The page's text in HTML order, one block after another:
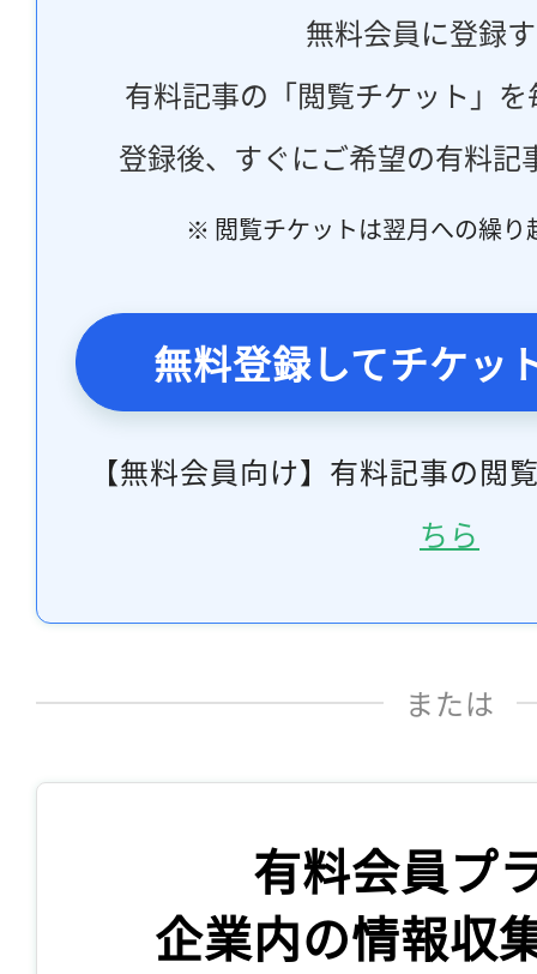
無料会員に登録
有料記事の「閲覧チケット」
登録後、すぐにご希望の有料記
※ 閲覧チケットは翌月への繰り
無料登録してチケッ
【無料会員向け】有料記事の閲
ちら
または
有料会員プ
企業内の情報収